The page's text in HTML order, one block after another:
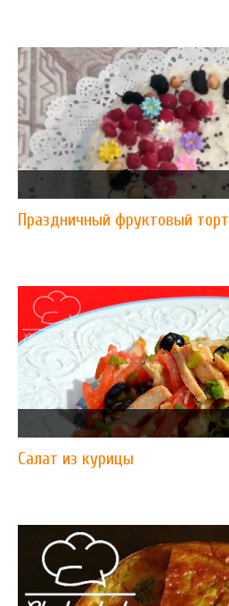
Праздничный фруктовый торт
Салат из курицы​